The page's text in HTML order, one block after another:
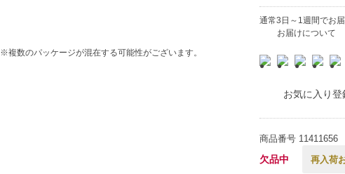
※複数のパッケージが混在する可能性がございます。
通常3日～1週間でお
お届けについて
お気に入り
商品番号 11411656
欠品中 再入荷